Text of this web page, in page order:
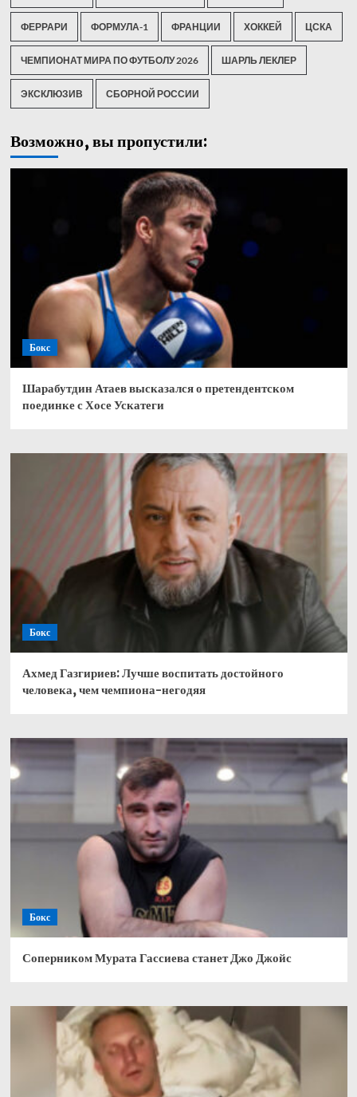
ФЕРРАРИ ФОРМУЛА-1 ФРАНЦИИ ХОККЕЙ ЦСКА
ЧЕМПИОНАТ МИРА ПО ФУТБОЛУ 2026 ШАРЛЬ ЛЕКЛЕР
ЭКСКЛЮЗИВ СБОРНОЙ РОССИИ
Возможно, вы пропустили:
Бокс
Шарабутдин Атаев высказался о претендентском
поединке с Хосе Ускатеги
Бокс
Ахмед Газгириев: Лучше воспитать достойного
человека, чем чемпиона-негодяя
Бокс
Соперником Мурата Гассиева станет Джо Джойс